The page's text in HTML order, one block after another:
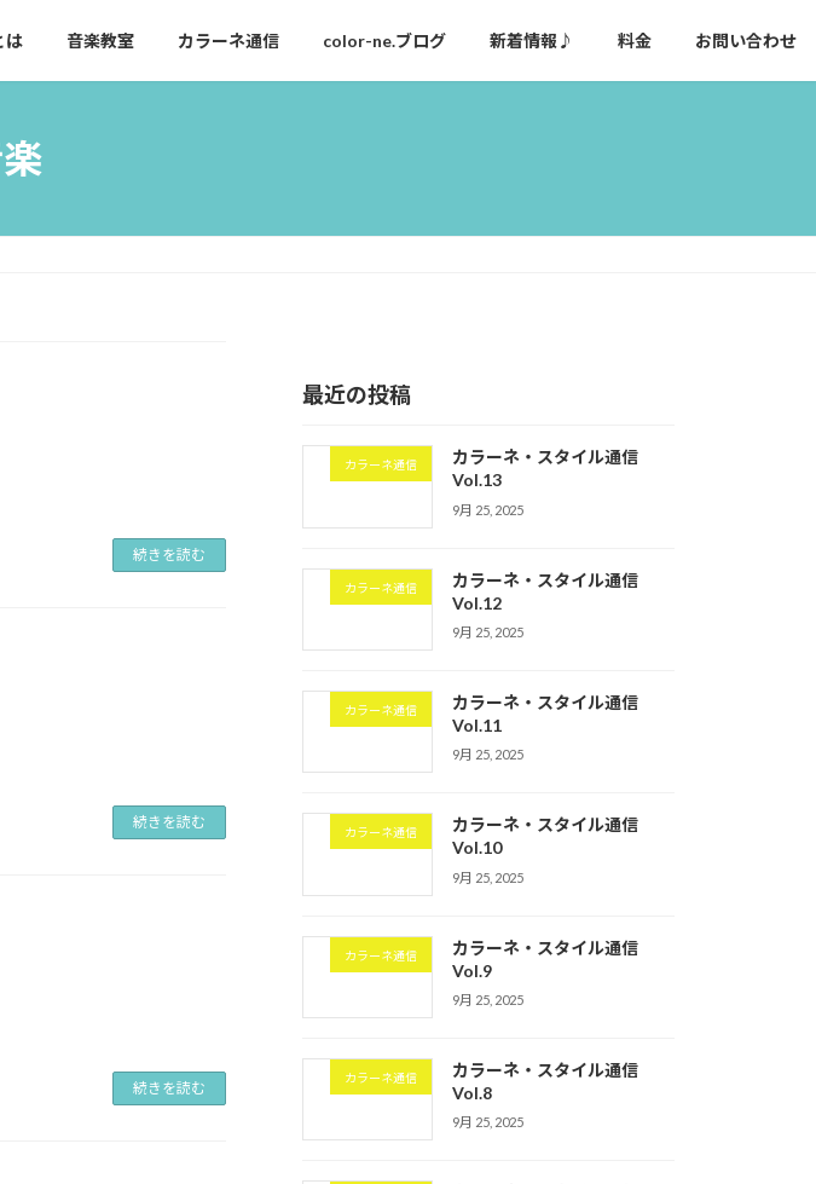
は 音楽教室 カラーネ通信 color-ne.ブログ 新着情報♪ 料金 お問い合わせ
続きを読む
続きを読む
続きを読む
最近の投稿
カラーネ通信
カラーネ・スタイル通信
Vol.13
9月 25, 2025
カラーネ通信
カラーネ・スタイル通信
Vol.12
9月 25, 2025
カラーネ通信
カラーネ・スタイル通信
Vol.11
9月 25, 2025
カラーネ通信
カラーネ・スタイル通信
Vol.10
9月 25, 2025
カラーネ通信
カラーネ・スタイル通信
Vol.9
9月 25, 2025
カラーネ通信
カラーネ・スタイル通信
Vol.8
9月 25, 2025